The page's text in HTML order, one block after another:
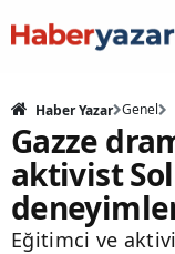
Haber Yazar Genel
Gazze
aktivist
Eğitimci ve